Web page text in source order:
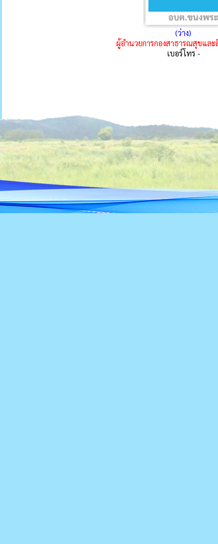
(ว่าง)
ผู้อำนวยการกองสาธารณสุขแล
เบอร์โทร -